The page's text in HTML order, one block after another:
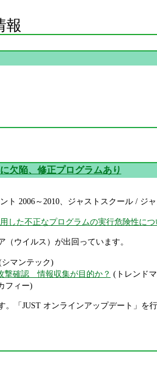
報
欠陥、修正プログラムあり
ト 2006～2010、ジャストスクール / ジ
した不正なプログラムの実行危険性につ
ウイルス）が出回っています。
マンテック)
撃確認 情報収集が目的か？ (トレンド
フィー)
。「JUST オンラインアップデート」を